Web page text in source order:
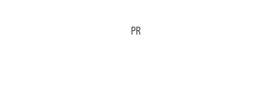
PR